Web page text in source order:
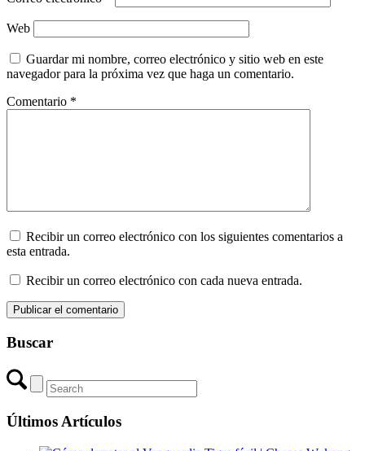
Web
Guardar mi nombre, correo electrónico y sitio web en este
navegador para la próxima vez que haga un comentario.
Comentario *
Recibir un correo electrónico con los siguientes comentarios a
esta entrada.
Recibir un correo electrónico con cada nueva entrada.
Buscar
Últimos Artículos